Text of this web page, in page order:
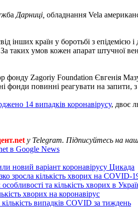
Дарниці, обладнання Vela
інших країн у боротьбі з
За таких умов кожен апарат штучної
Zagoriy Foundation Євгенія
фонди повинні реагувати на
14 випадків коронавірусу, двоє
у Telegram. Підписуйтесь на
в Google News
новий варіант коронавірусу Цикада
зросла кількість хворих на COVID-
та кількість хворих в
хворих на коронавірус
кількість випадків COVID за тиждень